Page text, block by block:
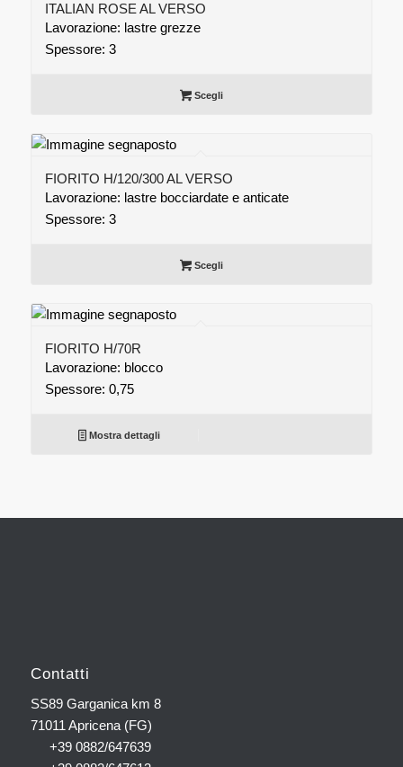
ITALIAN ROSE AL VERSO
Lavorazione: lastre grezze
Spessore: 3
Scegli
FIORITO H/120/300 AL VERSO
Lavorazione: lastre bocciardate e anticate
Spessore: 3
Scegli
FIORITO H/70R
Lavorazione: blocco
Spessore: 0,75
Mostra dettagli
Contatti
SS89 Garganica km 8
71011 Apricena (FG)
+39 0882/647639